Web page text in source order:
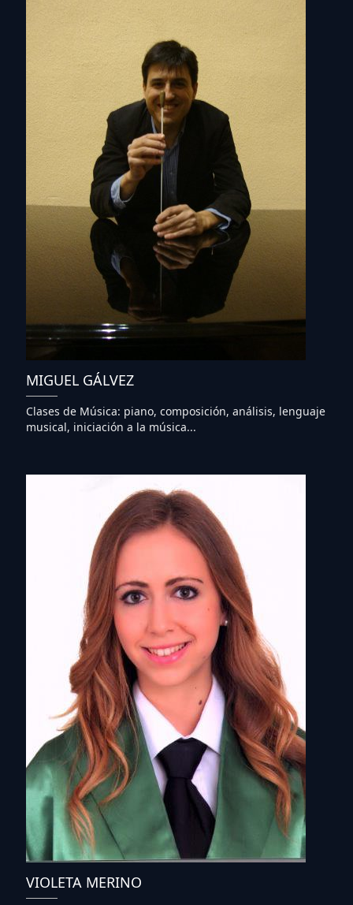
MIGUEL GÁLVEZ
Clases de Música: piano, composición, análisis, lenguaje
musical, iniciación a la música...
VIOLETA MERINO